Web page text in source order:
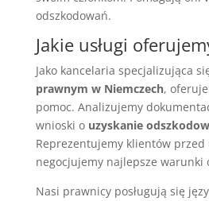
odszkodowań.
Jakie usługi
Jako kancelaria specjalizująca
prawnym w Niemczech,
pomoc. Analizujemy
wnioski o uzyskanie
Reprezentujemy klientów
negocjujemy najlepsze warunki
Nasi prawnicy posługują się